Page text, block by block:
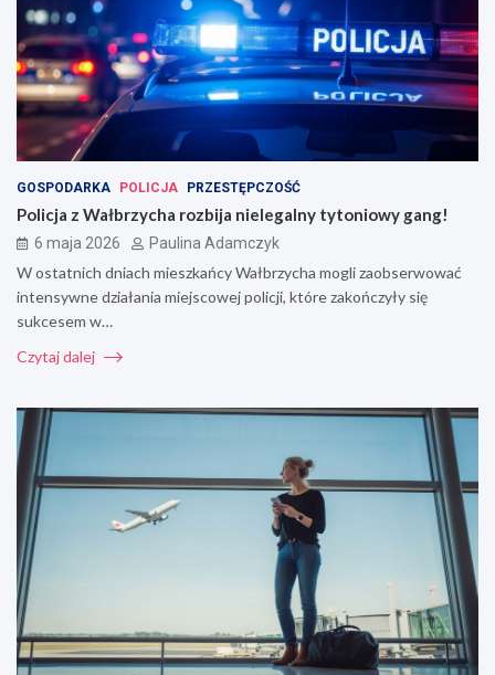
GOSPODARKA POLICJA PRZESTĘPCZOŚĆ
Policja z Wałbrzycha rozbija nielegalny tytoniowy gang!
6 maja 2026 Paulina Adamczyk
W ostatnich dniach mieszkańcy Wałbrzycha mogli zaobserwować
intensywne działania miejscowej policji, które zakończyły się
sukcesem w…
Czytaj dalej